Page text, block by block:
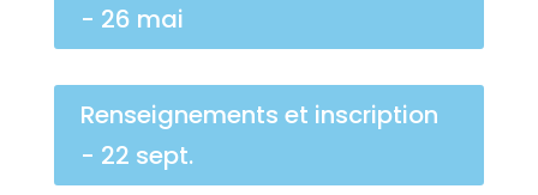
- 26 mai
Renseignements et inscription
- 22 sept.